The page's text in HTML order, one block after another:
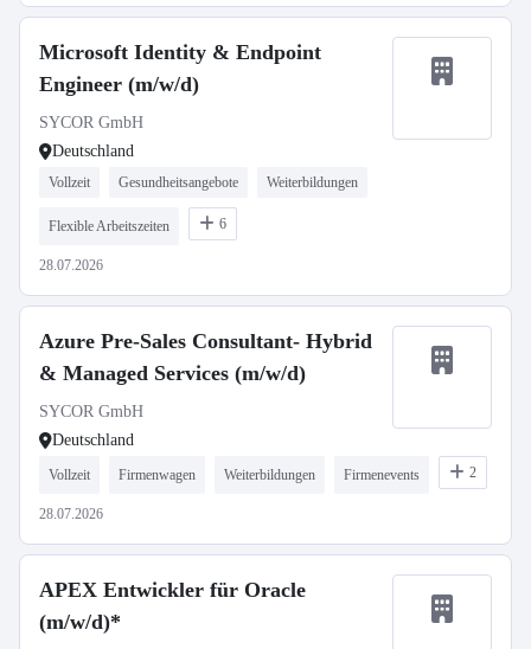
Microsoft Identity & Endpoint
Engineer (m/w/d)
SYCOR GmbH
Deutschland
Vollzeit Gesundheitsangebote Weiterbildungen
Flexible Arbeitszeiten 6
28.07.2026
Azure Pre-Sales Consultant- Hybrid
& Managed Services (m/w/d)
SYCOR GmbH
Deutschland
Vollzeit Firmenwagen Weiterbildungen Firmenevents 2
28.07.2026
APEX Entwickler für Oracle
(m/w/d)*